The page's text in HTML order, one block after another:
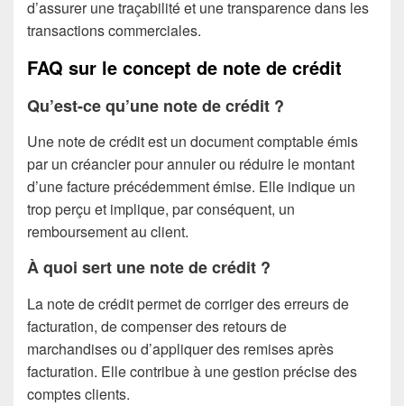
d’assurer une traçabilité et une transparence dans les
transactions commerciales.
FAQ sur le concept de note de crédit
Qu’est-ce qu’une note de crédit ?
Une note de crédit est un document comptable émis
par un créancier pour annuler ou réduire le montant
d’une facture précédemment émise. Elle indique un
trop perçu et implique, par conséquent, un
remboursement au client.
À quoi sert une note de crédit ?
La note de crédit permet de corriger des erreurs de
facturation, de compenser des retours de
marchandises ou d’appliquer des remises après
facturation. Elle contribue à une gestion précise des
comptes clients.